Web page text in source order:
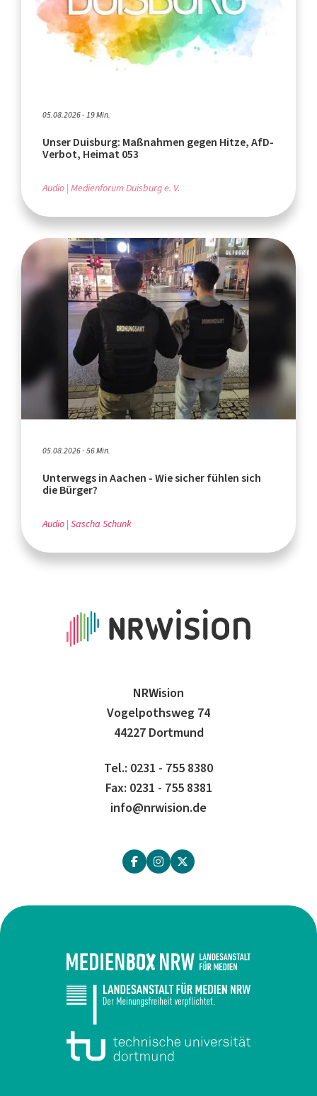
05.08.2026 - 19 Min.
Unser Duisburg: Maßnahmen gegen Hitze, AfD-
Verbot, Heimat 053
Audio Medienforum Duisburg e. V.
05.08.2026 - 56 Min.
Unterwegs in Aachen - Wie sicher fühlen sich
die Bürger?
Audio Sascha Schunk
NRWision
Vogelpothsweg 74
44227 Dortmund
Tel.: 0231 - 755 8380
Fax: 0231 - 755 8381
info@nrwision.de